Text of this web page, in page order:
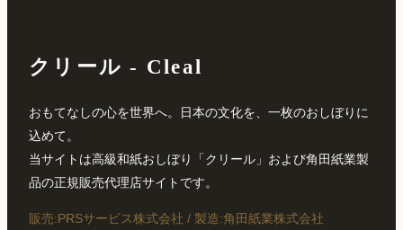
クリール ‐ Cleal
おもてなしの心を世界へ。日本の文化を、一枚のおしぼりに
込めて。
当サイトは高級和紙おしぼり「クリール」および角田紙業製
品の正規販売代理店サイトです。
販売:PRSサービス株式会社 / 製造:角田紙業株式会社